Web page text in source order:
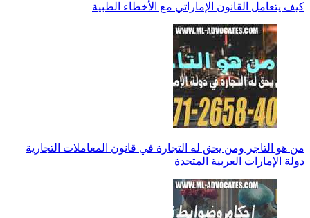
كيف يتعامل القانون الإماراتي مع الأخطاء الطبية
من هو التاجر ومن يحق له التجارة في قانون المعاملات التجارية
دولة الإمارات العربية المتحدة